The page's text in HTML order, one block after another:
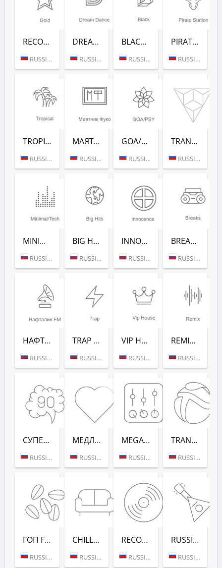
RECORD GOLD (РАДИО РЕКОРД)
RUSSIA (MOSCOW)
DREAM DANCE (РАДИО РЕКОРД)
RUSSIA (MOSCOW)
BLACK RAP (РАДИО РЕКОРД)
RUSSIA (MOSCOW)
PIRATE STATION (РАДИО РЕКОРД)
RUSSIA (MOSCOW)
TROPICAL (РАДИО РЕКОРД)
RUSSIA (MOSCOW)
МАЯТНИК ФУКО (РАДИО РЕКОРД)
RUSSIA (MOSCOW)
GOA/PSY (РАДИО РЕКОРД)
RUSSIA (MOSCOW)
TRANCE CLASSICS (РАДИО РЕКОРД)
RUSSIA (MOSCOW)
MINIMAL/TECH (РАДИО РЕКОРД)
RUSSIA (MOSCOW)
BIG HITS (РАДИО РЕКОРД)
RUSSIA (MOSCOW)
INNOCENCE (РАДИО РЕКОРД)
RUSSIA (MOSCOW)
BREAKS (РАДИО РЕКОРД)
RUSSIA (MOSCOW)
НАФТАЛИН FM (РАДИО РЕКОРД)
RUSSIA (MOSCOW)
TRAP (РАДИО РЕКОРД)
RUSSIA (MOSCOW)
VIP HOUSE (РАДИО РЕКОРД)
RUSSIA (MOSCOW)
REMIX (РАДИО РЕКОРД)
RUSSIA (MOSCOW)
СУПЕРДИСКОТЕКА 90-Х (РАДИО РЕКОРД)
RUSSIA (MOSCOW)
МЕДЛЯК FM (РАДИО РЕКОРД)
RUSSIA (MOSCOW)
MEGAMIX (РАДИО РЕКОРД)
RUSSIA (MOSCOW)
TRANCEMISSION (РАДИО РЕКОРД)
RUSSIA (MOSCOW)
ГОП FM (РАДИО РЕКОРД)
RUSSIA (MOSCOW)
CHILL-OUT (РАДИО РЕКОРД)
RUSSIA (MOSCOW)
RECORD DEEP (РАДИО РЕКОРД)
RUSSIA (MOSCOW)
RUSSIAN MIX (РАДИО РЕКОРД)
RUSSIA (MOSCOW)